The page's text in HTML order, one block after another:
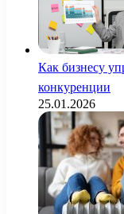
Как бизнесу
конкуренции
25.01.2026